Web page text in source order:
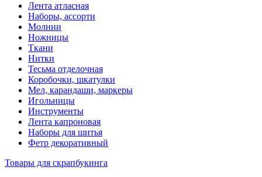
Лента атласная
Наборы, ассорти
Молнии
Ножницы
Ткани
Нитки
Тесьма отделочная
Коробочки, шкатулки
Мел, карандаши, маркеры
Игольницы
Инструменты
Лента капроновая
Наборы для шитья
Фетр декоративный
Товары для скрапбукинга